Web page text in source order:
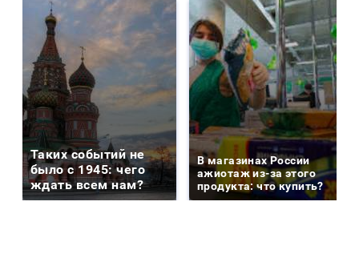
Таких событий не
было с 1945: чего
ждать всем нам?
В магазинах России
ажиотаж из-за этого
продукта: что купить?